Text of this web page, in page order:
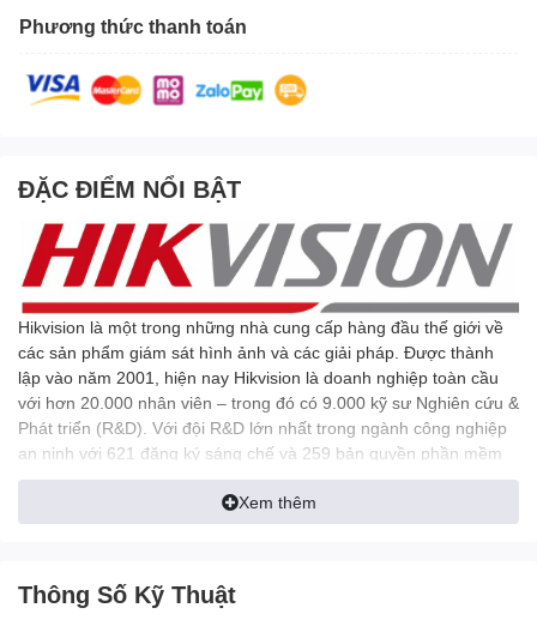
Phương thức thanh toán
ĐẶC ĐIỂM NỔI BẬT
Hikvision là một trong những nhà cung cấp hàng đầu thế giới về
các sản phẩm giám sát hình ảnh và các giải pháp. Được thành
lập vào năm 2001, hiện nay Hikvision là doanh nghiệp toàn cầu
với hơn 20.000 nhân viên – trong đó có 9.000 kỹ sư Nghiên cứu &
Phát triển (R&D). Với đội R&D lớn nhất trong ngành công nghiệp
an ninh với 621 đăng ký sáng chế và 259 bản quyền phần mềm
giúp công ty có khả năng đổi mới liên tục. Sản phẩm của công ty
có chất lượng cao, đạt các tiêu chuẩn quốc tế: ISO, CE, CCC, UL,
FCC, ROHS… Những sản phẩm này đã được sử dụng tại hơn
liên quan, cũng như các công nghệ tiên tiến như điện toán đám
Xem thêm
Thông Số Kỹ Thuật